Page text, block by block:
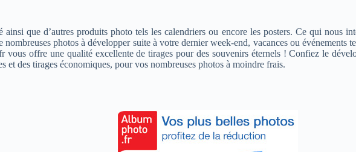
que d’autres produits photo tels les calendriers ou encore les posters. Ce qui nous
photos à développer suite à votre dernier week-end, vacances ou
vous offre une qualité excellente de tirages pour des souvenirs éternels ! Confiez le
des tirages économiques, pour vos nombreuses photos à moindre frais.